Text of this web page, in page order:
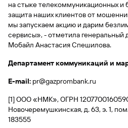
Как не
попасться
мошенникам?
Помощь по
действующему
кредиту
Оформить
страхование
карты
Дистанционные
сервисы
Стать
клиентом
онлайн
API
курсов
валют и
Документы
для
открытия
счета
Быстрый
поиск
по
сайту
на стыке телекоммуникационных и
защита наших клиентов от
мы запускаем акцию и дарим
сервисы», - отметила генеральный
Мобайл Анастасия Спешилова.
Департамент коммуникаций и
E-mail: pr@gazprombank.ru
[1] ООО «НМК», ОГРН 1207700160590,
Новочеремушкинская, д. 63, э. 1,
183555